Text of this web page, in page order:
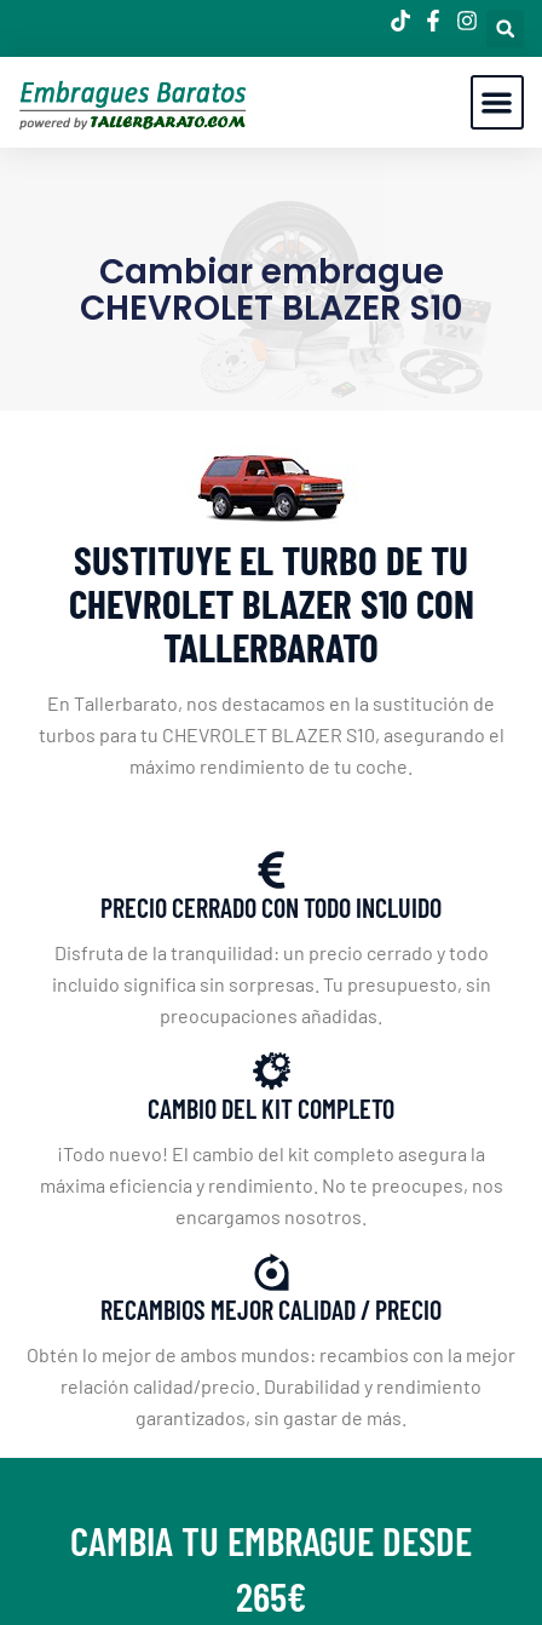
Cambiar embrague
CHEVROLET BLAZER S10
SUSTITUYE EL TURBO DE TU
CHEVROLET BLAZER S10 CON
TALLERBARATO
En Tallerbarato, nos destacamos en la sustitución de
turbos para tu CHEVROLET BLAZER S10, asegurando el
máximo rendimiento de tu coche.
PRECIO CERRADO CON TODO INCLUIDO
Disfruta de la tranquilidad: un precio cerrado y todo
incluido significa sin sorpresas. Tu presupuesto, sin
preocupaciones añadidas.
CAMBIO DEL KIT COMPLETO
¡Todo nuevo! El cambio del kit completo asegura la
máxima eficiencia y rendimiento. No te preocupes, nos
encargamos nosotros.
RECAMBIOS MEJOR CALIDAD / PRECIO
Obtén lo mejor de ambos mundos: recambios con la mejor
relación calidad/precio. Durabilidad y rendimiento
garantizados, sin gastar de más.
CAMBIA TU EMBRAGUE DESDE
265€